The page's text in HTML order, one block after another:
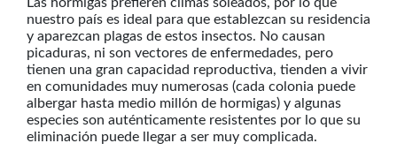
nuestro país es ideal para que establezcan su residencia
y aparezcan plagas de estos insectos. No causan
picaduras, ni son vectores de enfermedades, pero
tienen una gran capacidad reproductiva, tienden a vivir
en comunidades muy numerosas (cada colonia puede
albergar hasta medio millón de hormigas) y algunas
especies son auténticamente resistentes por lo que su
eliminación puede llegar a ser muy complicada.